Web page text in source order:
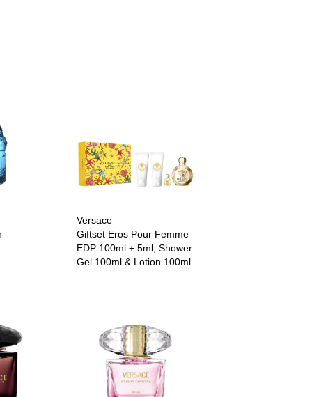
Versace
Giftset Eros Pour Femme
EDP 100ml + 5ml, Shower
Gel 100ml & Lotion 100ml